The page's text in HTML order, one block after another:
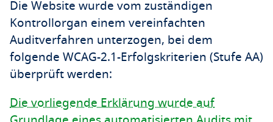
Die Website wurde vom zuständigen
Kontrollorgan einem vereinfachten
Auditverfahren unterzogen, bei dem
folgende WCAG-2.1-Erfolgskriterien (Stufe AA)
überprüft werden:
Die vorliegende Erklärung wurde auf